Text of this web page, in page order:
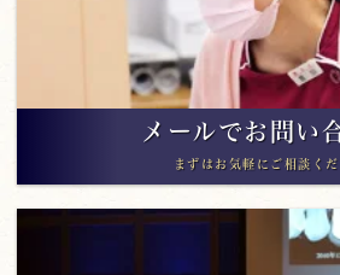
メールでお問い
まずはお気軽にご相談く